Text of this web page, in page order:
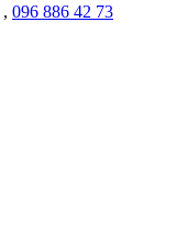
, 096 886 42 73